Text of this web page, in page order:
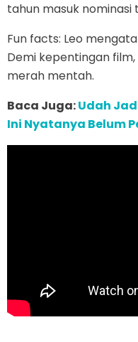
tahun masuk
Fun facts: Leo
Demi kepentingan
merah mentah.
Baca Juga:Udah
Ini Nyatanya Belum